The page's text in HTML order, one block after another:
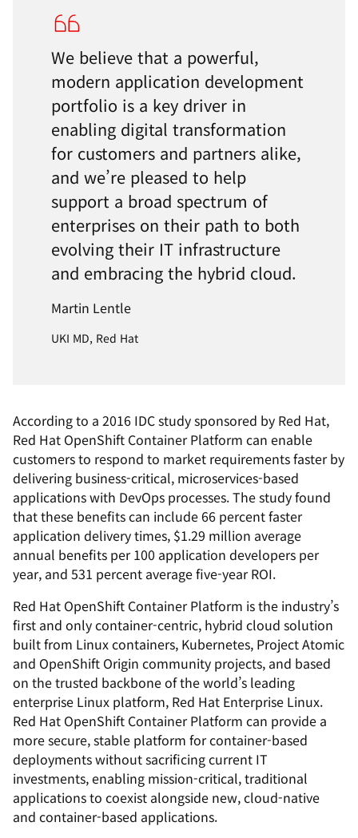
We believe that a powerful,
modern application development
portfolio is a key driver in
enabling digital transformation
for customers and partners alike,
and we’re pleased to help
support a broad spectrum of
enterprises on their path to both
evolving their IT infrastructure
and embracing the hybrid cloud.
Martin Lentle
UKI MD, Red Hat
According to a 2016 IDC study sponsored by Red Hat,
Red Hat OpenShift Container Platform can enable
customers to respond to market requirements faster by
delivering business-critical, microservices-based
applications with DevOps processes. The study found
that these benefits can include 66 percent faster
application delivery times, $1.29 million average
annual benefits per 100 application developers per
year, and 531 percent average five-year ROI.
Red Hat OpenShift Container Platform is the industry’s
first and only container-centric, hybrid cloud solution
built from Linux containers, Kubernetes, Project Atomic
and OpenShift Origin community projects, and based
on the trusted backbone of the world’s leading
enterprise Linux platform, Red Hat Enterprise Linux.
Red Hat OpenShift Container Platform can provide a
more secure, stable platform for container-based
deployments without sacrificing current IT
investments, enabling mission-critical, traditional
applications to coexist alongside new, cloud-native
and container-based applications.